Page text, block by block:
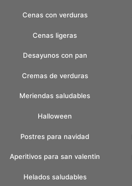
Cenas con verduras
Cenas ligeras
Desayunos con pan
Cremas de verduras
Meriendas saludables
Halloween
Postres para navidad
Aperitivos para san valentin
Helados saludables